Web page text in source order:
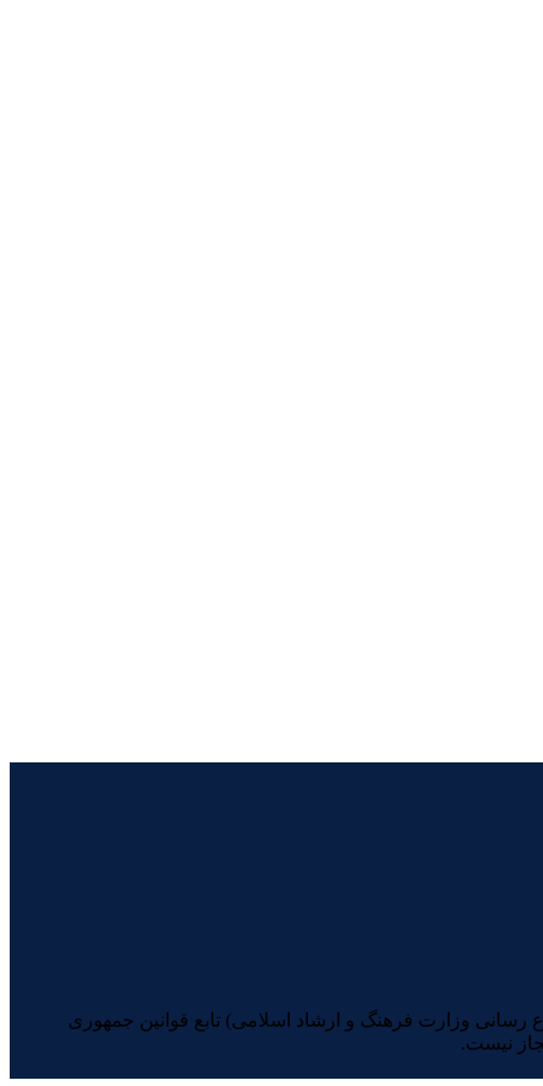
(با شماره مجوز 74398 از معاونت امور مطبوعاتی و اطلاع رسانی وزارت فرهنگ و ارشاد اسلامی) تابع قوانین جمهوری
نیست.